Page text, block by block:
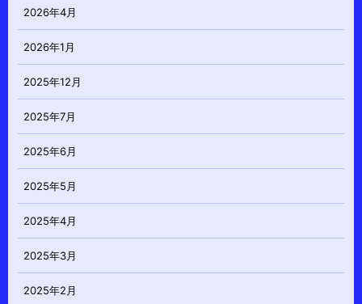
2026年4月
2026年1月
2025年12月
2025年7月
2025年6月
2025年5月
2025年4月
2025年3月
2025年2月